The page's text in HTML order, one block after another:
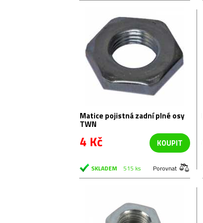
Matice pojistná zadní plné osy
TWN
4 Kč KOUPIT
SKLADEM 515 ks Porovnat